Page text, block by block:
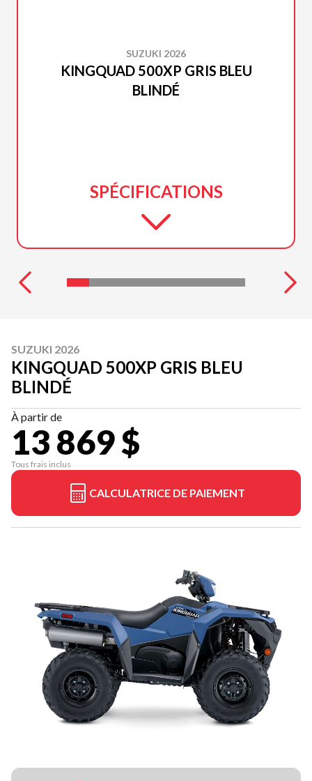
SUZUKI 2026
KINGQUAD 500XP GRIS BLEU
BLINDÉ
SPÉCIFICATIONS
SUZUKI 2026
KINGQUAD 500XP GRIS BLEU
BLINDÉ
À partir de
13 869 $
Tous frais inclus
CALCULATRICE DE PAIEMENT